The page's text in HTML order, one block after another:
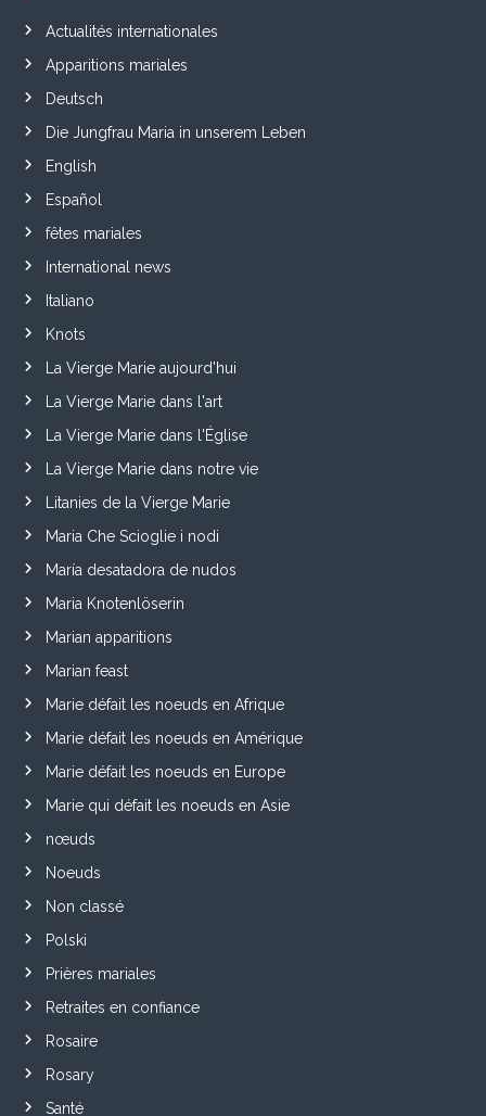
Actualités internationales
Apparitions mariales
Deutsch
Die Jungfrau Maria in unserem Leben
English
Español
fêtes mariales
International news
Italiano
Knots
La Vierge Marie aujourd'hui
La Vierge Marie dans l'art
La Vierge Marie dans l'Église
La Vierge Marie dans notre vie
Litanies de la Vierge Marie
Maria Che Scioglie i nodi
María desatadora de nudos
Maria Knotenlöserin
Marian apparitions
Marian feast
Marie défait les noeuds en Afrique
Marie défait les noeuds en Amérique
Marie défait les noeuds en Europe
Marie qui défait les noeuds en Asie
nœuds
Noeuds
Non classé
Polski
Prières mariales
Retraites en confiance
Rosaire
Rosary
Santé